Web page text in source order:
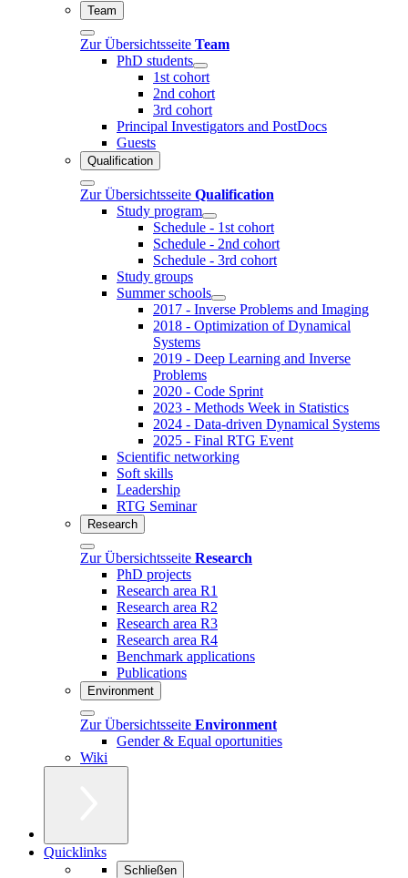
Team
Zur Übersichtsseite Team
PhD students
1st cohort
2nd cohort
3rd cohort
Principal Investigators and PostDocs
Guests
Qualification
Zur Übersichtsseite Qualification
Study program
Schedule - 1st cohort
Schedule - 2nd cohort
Schedule - 3rd cohort
Study groups
Summer schools
2017 - Inverse Problems and Imaging
2018 - Optimization of Dynamical
Systems
2019 - Deep Learning and Inverse
Problems
2020 - Code Sprint
2023 - Methods Week in Statistics
2024 - Data-driven Dynamical Systems
2025 - Final RTG Event
Scientific networking
Soft skills
Leadership
RTG Seminar
Research
Zur Übersichtsseite Research
PhD projects
Research area R1
Research area R2
Research area R3
Research area R4
Benchmark applications
Publications
Environment
Zur Übersichtsseite Environment
Gender & Equal oportunities
Wiki
Quicklinks
Schließen